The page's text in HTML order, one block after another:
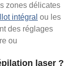
zones délicates
intégral ou les
des réglages
ou
laser ?